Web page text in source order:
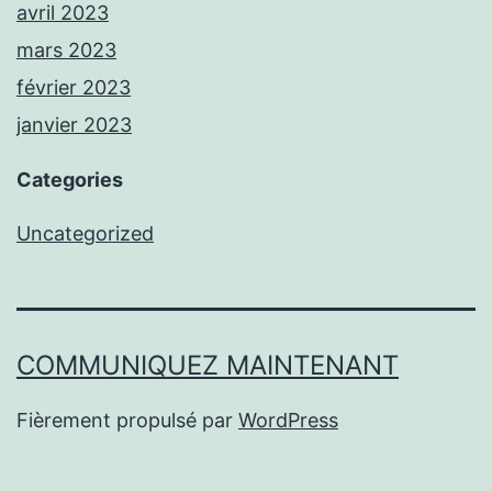
avril 2023
mars 2023
février 2023
janvier 2023
Categories
Uncategorized
COMMUNIQUEZ MAINTENANT
Fièrement propulsé par WordPress